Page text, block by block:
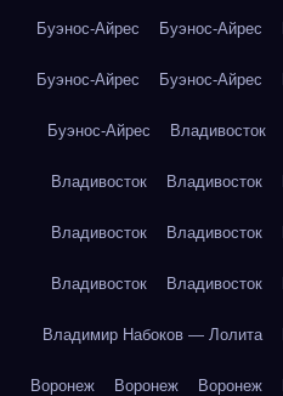
Буэнос-Айрес Буэнос-Айрес
Буэнос-Айрес Буэнос-Айрес
Буэнос-Айрес Владивосток
Владивосток Владивосток
Владивосток Владивосток
Владивосток Владивосток
Владимир Набоков — Лолита
Воронеж Воронеж Воронеж